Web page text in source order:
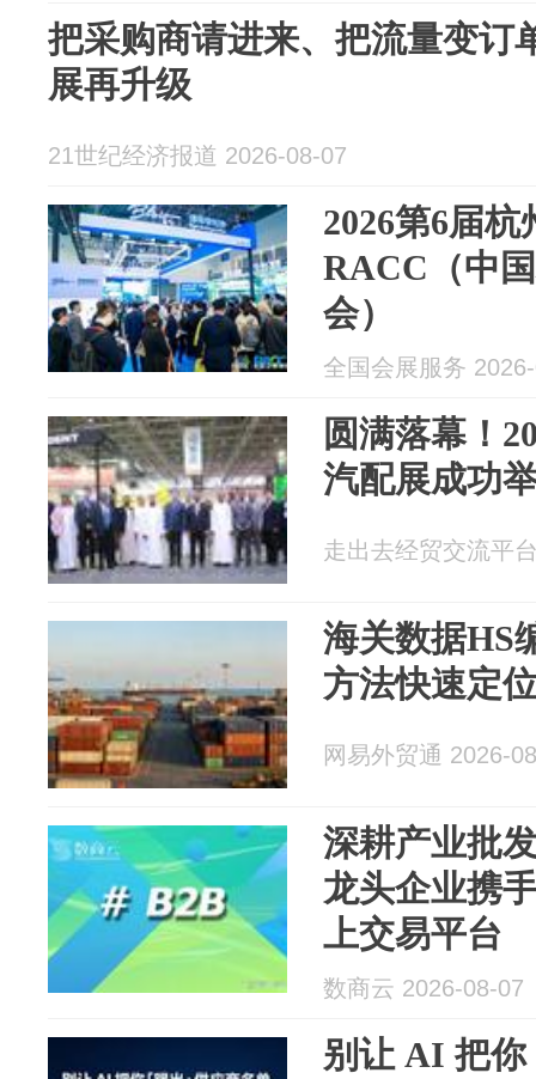
把采购商请进来、把流量变订
展再升级
21世纪经济报道 2026-08-07
2026第6届
RACC（中
会）
全国会展服务
圆满落幕！
汽配展成功
走出去经贸交流平
海关数据HS
方法快速定
网易外贸通 2026-
深耕产业批
龙头企业携
上交易平台
数商云 2026-08-07
别让 AI 把你